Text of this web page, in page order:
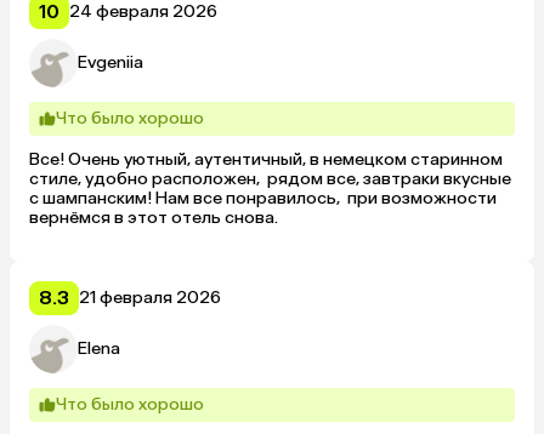
10 24 февраля 2026
Evgeniia
Что было хорошо
Все! Очень уютный, аутентичный, в немецком старинном
стиле, удобно расположен,  рядом все, завтраки вкусные
с шампанским! Нам все понравилось,  при возможности
вернёмся в этот отель снова.
8.3 21 февраля 2026
Elena
Что было хорошо